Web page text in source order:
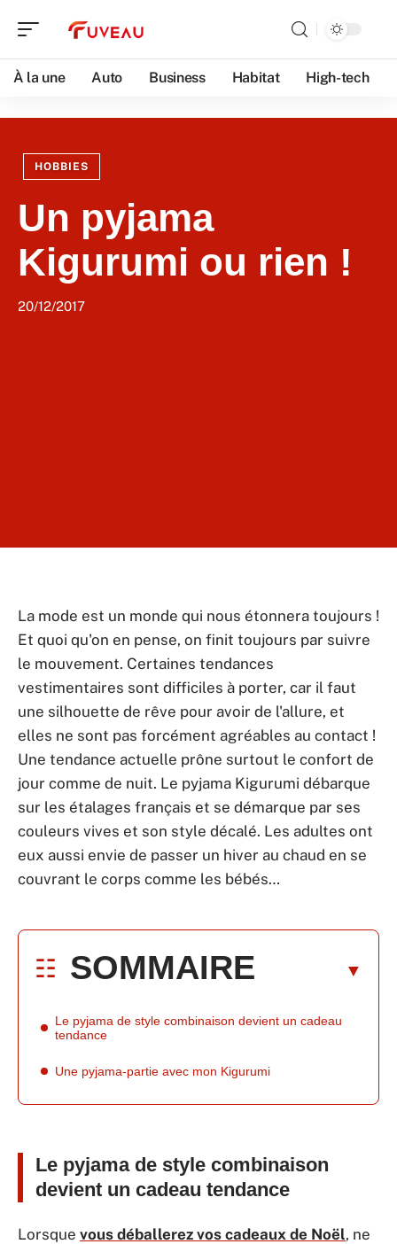
À la une Auto Business Habitat High-tech
HOBBIES
Un pyjama
Kigurumi ou rien !
20/12/2017
La mode est un monde qui nous étonnera toujours !
Et quoi qu'on en pense, on finit toujours par suivre
le mouvement. Certaines tendances
vestimentaires sont difficiles à porter, car il faut
une silhouette de rêve pour avoir de l'allure, et
elles ne sont pas forcément agréables au contact !
Une tendance actuelle prône surtout le confort de
jour comme de nuit. Le pyjama Kigurumi débarque
sur les étalages français et se démarque par ses
couleurs vives et son style décalé. Les adultes ont
eux aussi envie de passer un hiver au chaud en se
couvrant le corps comme les bébés…
SOMMAIRE
Le pyjama de style combinaison devient un cadeau
tendance
Une pyjama-partie avec mon Kigurumi
Le pyjama de style combinaison
devient un cadeau tendance
Lorsque vous déballerez vos cadeaux de Noël, ne